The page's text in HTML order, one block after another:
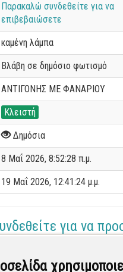
Παρακαλώ συνδεθείτε για να
επιβεβαιώσετε
καμένη λάμπα
Βλάβη σε δημόσιο φωτισμό
ΑΝΤΙΓΟΝΗΣ ΜΕ ΦΑΝΑΡΙΟΥ
Κλειστή
Δημόσια
8 Μαΐ 2026, 8:52:28 π.μ.
19 Μαΐ 2026, 12:41:24 μ.μ.
για να